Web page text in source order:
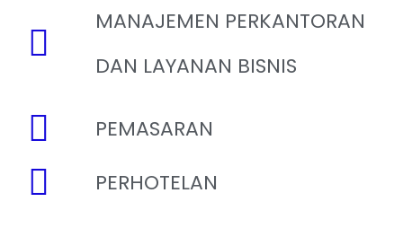
MANAJEMEN PERKANTORAN
DAN LAYANAN BISNIS
PEMASARAN
PERHOTELAN